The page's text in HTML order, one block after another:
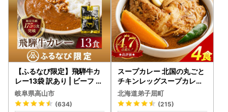
【ふるなび限定】飛騨牛カ
レー13袋 訳あり | ビーフ レ
トルト 訳あり DC006-CP
01 FN-Limited-VO
岐阜県高山市
(634)
スープカレー 北国の丸ごと
チキンレッグスープカレー
4個 3739
北海道弟子屈町
(215)